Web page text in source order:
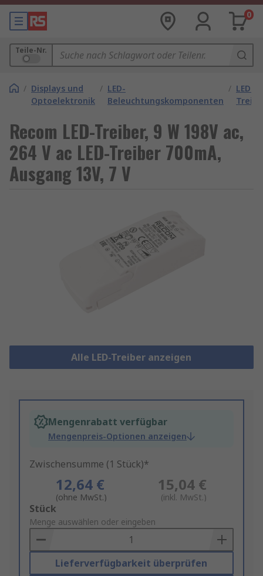
0
Teile-Nr.
/ Displays und
Optoelektronik
/ LED-
Beleuchtungskomponenten
/ LED-
Recom LED-Treiber, 9 W 198V ac,
264 V ac LED-Treiber 700mA,
Ausgang 13V, 7 V
Alle LED-Treiber anzeigen
Mengenrabatt verfügbar
Mengenpreis-Optionen anzeigen
Zwischensumme (1 Stück)*
12,64 €
(ohne MwSt.)
15,04 €
(inkl. MwSt.)
Add
to
Basket
Stück
Menge auswählen oder eingeben
Lieferverfügbarkeit überprüfen